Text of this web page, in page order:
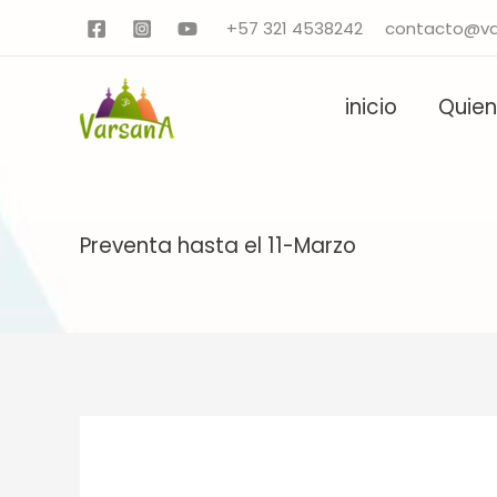
contenido
+57 321 4538242
inicio
Preventa hasta el 11-Marzo